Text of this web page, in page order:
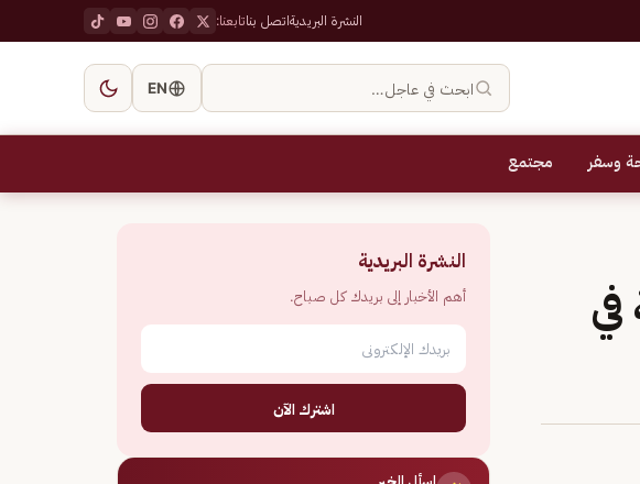
النشرة البريديةاتصل بناتابعنا:
ابحث في عاجل… EN
وسفر مجتمع
في
النشرة البريدية
أهم الأخبار إلى بريدك كل صباح.
اشترك الآن